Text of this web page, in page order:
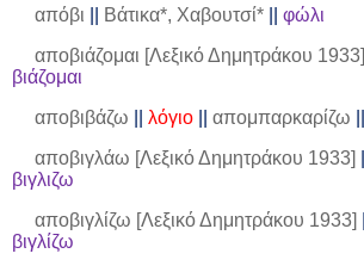
απόβι
Βάτικα*, Χαβουτσί*|| φώλι
αποβιάζομαι [Λεξικό Δημητράκου 1933]
βιάζομαι
αποβιβάζω
λόγιο|| απομπαρκαρίζω
αποβιγλάω [Λεξικό Δημητράκου 1933]
βιγλιζω
αποβιγλίζω [Λεξικό Δημητράκου 1933]
βιγλίζω